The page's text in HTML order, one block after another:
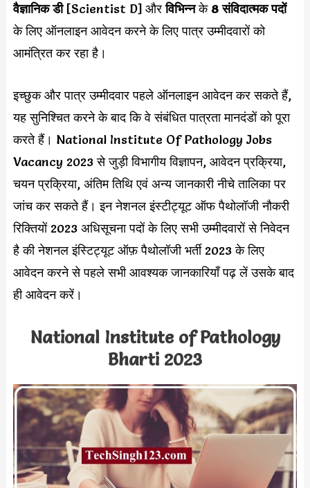
वैज्ञानिक डी[Scientist D] औरविभिन्नके 8 संविदात्मक पदों
के लिए ऑनलाइन आवेदन करने के लिए पात्र उम्मीदवारों को
आमंत्रित कर रहा है।
इच्छुक और पात्र उम्मीदवार पहले ऑनलाइन आवेदन कर सकते हैं,
यह सुनिश्चित करने के बाद कि वे संबंधित पात्रता मानदंडों को पूरा
करते हैं। National Institute Of Pathology Jobs
Vacancy 2023 से जुड़ी विभागीय विज्ञापन, आवेदन प्रक्रिया,
चयन प्रक्रिया, अंतिम तिथि एवं अन्य जानकारी नीचे तालिका पर
जांच कर सकते हैं। इन नेशनल इंस्टीट्यूट ऑफ पैथोलॉजी नौकरी
रिक्तियों 2023 अधिसूचना पदों के लिए सभी उम्मीदवारों से निवेदन
है की नेशनल इंस्टिट्यूट ऑफ़ पैथोलॉजी भर्ती 2023 के लिए
आवेदन करने से पहले सभी आवश्यक जानकारियाँ पढ़ लें उसके बाद
ही आवेदन करें।
National Institute of Pathology
Bharti 2023